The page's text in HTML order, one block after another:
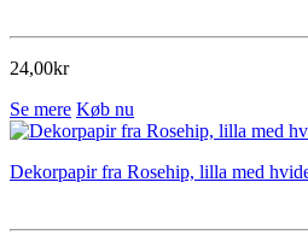
24,00kr
Se mere Køb nu
Dekorpapir fra Rosehip, lilla med